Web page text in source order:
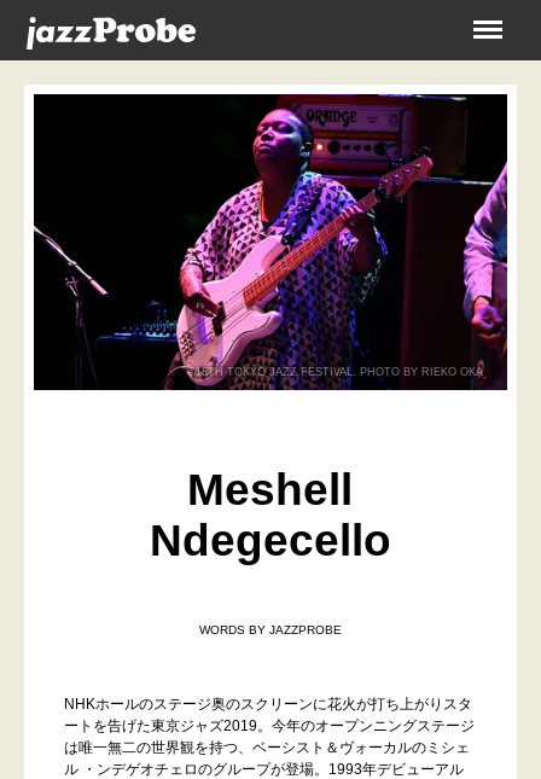
Menu
©18TH TOKYO JAZZ FESTIVAL. PHOTO BY RIEKO OKA
Meshell
Ndegecello
WORDS BY JAZZPROBE
NHKホールのステージ奥のスクリーンに花火が打ち上がりスタ
ートを告げた東京ジャズ2019。今年のオープンニングステージ
は唯一無二の世界観を持つ、ベーシスト＆ヴォーカルのミシェ
ル ・ンデゲオチェロのグループが登場。1993年デビューアル